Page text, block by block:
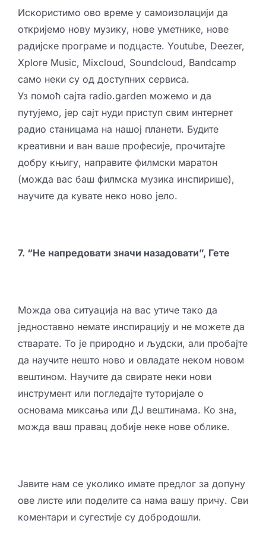
Искористимо ово време у самоизолацији да
откријемо нову музику, нове уметнике, нове
радијске програме и подцасте. Youtube, Deezer,
Xplore Music, Mixcloud, Soundcloud, Bandcamp
само неки су од доступних сервиса.
Уз помоћ сајта radio.gardenможемо и да
путујемо, јер сајт нуди приступ свим интернет
радио станицама на нашој планети. Будите
креативни и ван ваше професије, прочитајте
добру књигу, направите филмски маратон
(можда вас баш филмска музика инспирише),
научите да кувате неко ново јело.
7. “Не напредовати значи назадовати”, Гете
Можда ова ситуација на вас утиче тако да
једноставно немате инспирацију и не можете да
стварате. То је природно и људски, али пробајте
да научите нешто ново и овладате неком новом
вештином. Научите да свирате неки нови
инструмент или погледајте туторијале о
основама миксања или ДЈ вештинама. Ко зна,
можда ваш правац добије неке нове облике.
Јавите нам се уколико имате предлог за допуну
ове листе или поделите са нама вашу причу. Сви
коментари и сугестије су добродошли.